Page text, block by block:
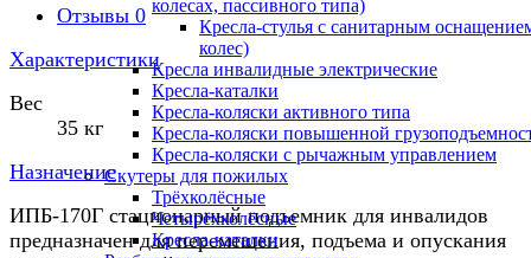
колесах, пассивного типа)
Кресла-стулья с санитарным
колес)
Кресла инвалидные электрические
Кресла-каталки
Кресла-коляски активного типа
Кресла-коляски повышенной
Кресла-коляски с рычажным управлением
Скутеры для пожилых
Трёхколёсные
Четырёхколёсные
Кресла-каталки
Отзывы 0
Характеристики
Вес
35 кг
Назначение
ИПБ-170Г стационарный подъемник для инвалидов
предназначен для перемещения, подъема и опускания